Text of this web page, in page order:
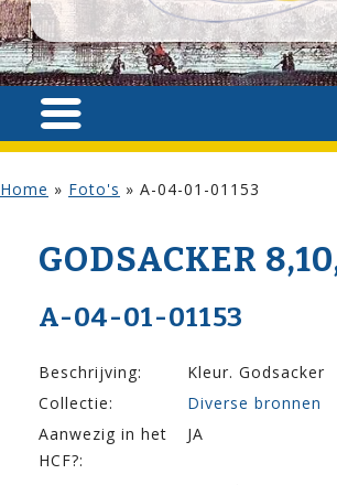
Home » Foto's » A-04-01-01153
GODSACKER
A-04-01-01153
Beschrijving:
Kleur. Godsacker
Collectie:
Diverse bronnen
Aanwezig in het
HCF?:
JA